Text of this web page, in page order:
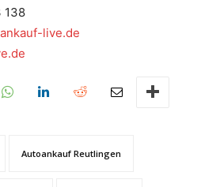
138
live.de
Autoankauf Reutlingen